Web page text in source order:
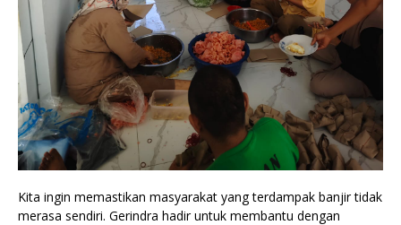
Kita ingin memastikan masyarakat yang terdampak banjir tidak
merasa sendiri. Gerindra hadir untuk membantu dengan